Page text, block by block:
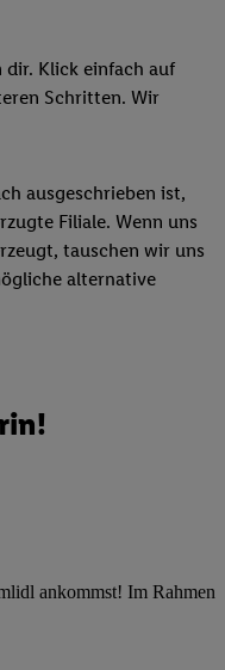
Klick einfach auf
Schritten. Wir
ausgeschrieben ist,
Filiale. Wenn uns
tauschen wir uns
alternative
ankommst! Im Rahmen